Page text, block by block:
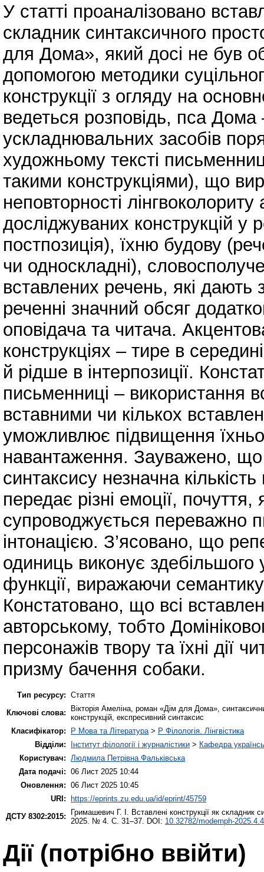
У статті проаналізовано
складник синтаксичного
для Дома», який досі не був
допомогою методики
конструкції з огляду на
ведеться розповідь, пса Дома
ускладнювальних засобів
художньому тексті
такими конструкціями), що
неповторності
досліджуваних конструкцій у
постпозиція), їхню будову
чи односкладні),
вставлених речень, які дають
реченні значний обсяг
оповідача та читача.
конструкціях – тире в
й рідше в інтерпозиції.
письменниці – використання
вставними чи кількох
уможливлює підвищення
навантаження. Зауважено, що
синтаксису незначна
передає різні емоції,
супроводжується переважно
інтонацією. З’ясовано, що
одиниць виконує
функції, виражаючи
Констатовано, що всі
авторському, тобто
персонажів твору та їхні дії
призму бачення собаки.
Тип ресурсу: Стаття
Ключові слова:
Вікторія Амеліна, роман «Дім для Дома»,
конструкцій, експресивний синтаксис
Класифікатор:
P Мова та Література > P Філологія. Лінгвістика
Відділи:
Інститут філології і журналістики > Кафедра
Користувач:
Людмила Петрівна Фальківська
Дата подачі: 06 Лист 2025 10:44
Оновлення: 06 Лист 2025 10:45
URI: https://eprints.zu.edu.ua/id/eprint/45759
ДСТУ 8302:2015:
Гримашевич Г. І.
Вставлені конструкції як складник
2025. № 4. С. 31–37. DOI: 10.32782/modernph-2025.4.4
Дії ​​(потрібно ввійти)